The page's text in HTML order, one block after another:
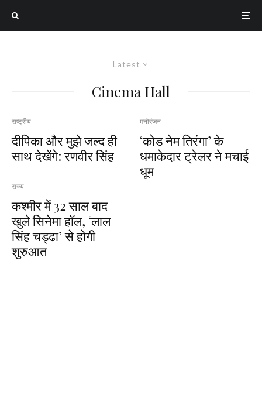
Latest
Cinema Hall
राष्ट्रीय
दीपिका और मुझे जल्द ही
साथ देखेंगे: रणवीर सिंह
राज्य
कश्मीर में 32 साल बाद
खुले सिनेमा हॉल, ‘लाल
सिंह चड्ढा’ से होगी
शुरुआत
मनोरंजन
‘कोड नेम तिरंगा’ के
धमाकेदार ट्रेलर ने मचाई
धूम